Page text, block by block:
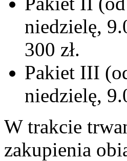
niedzielę,
300 zł.
Pakiet III
niedzielę,
W trakcie
zakupienia